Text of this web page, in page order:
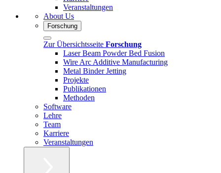
Veranstaltungen
About Us
Forschung
Zur Übersichtsseite Forschung
Laser Beam Powder Bed Fusion
Wire Arc Additive Manufacturing
Metal Binder Jetting
Projekte
Publikationen
Methoden
Software
Lehre
Team
Karriere
Veranstaltungen